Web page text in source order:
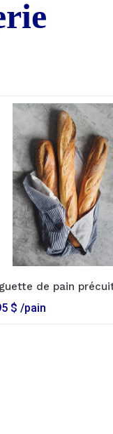
de pain
$ /pain